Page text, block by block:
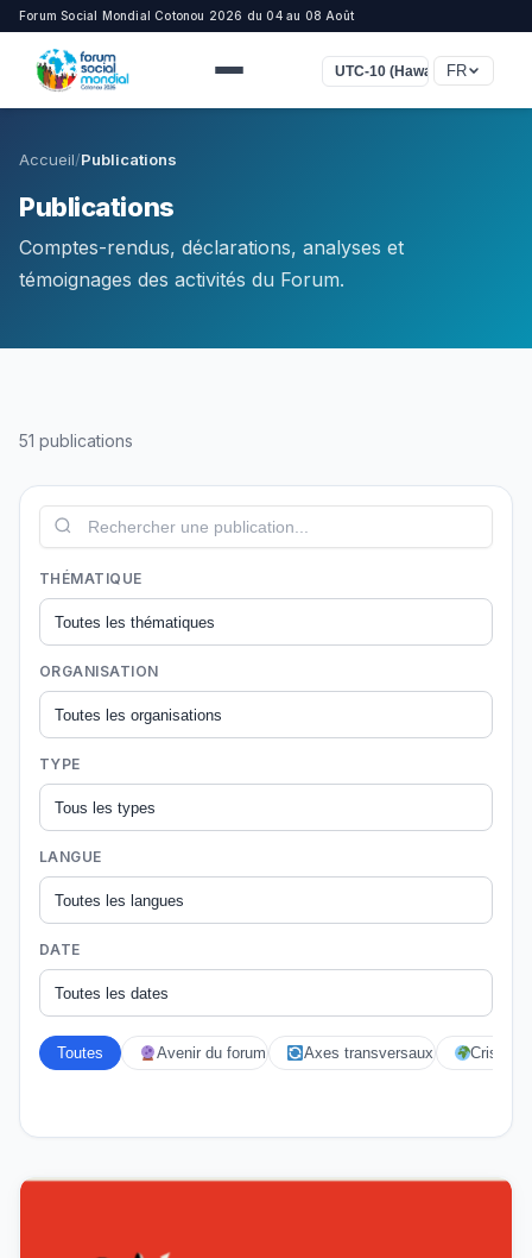
Forum Social Mondial Cotonou 2026 du 04 au 08 Août
UTC-10 (Hawaï) FR
Accueil/Publications
Publications
Comptes-rendus, déclarations, analyses et
témoignages des activités du Forum.
51 publications
THÉMATIQUE
ORGANISATION
TYPE
LANGUE
DATE
Toutes Avenir du forum Axes transversaux Crises